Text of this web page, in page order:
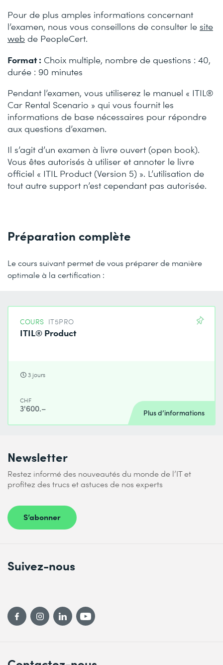
Pour de plus amples informations concernant
l’examen, nous vous conseillons de consulter le site
web de PeopleCert.
Format : Choix multiple, nombre de questions : 40,
durée : 90 minutes
Pendant l’examen, vous utiliserez le manuel « ITIL®
Car Rental Scenario » qui vous fournit les
informations de base nécessaires pour répondre
aux questions d’examen.
Il s’agit d’un examen à livre ouvert (open book).
Vous êtes autorisés à utiliser et annoter le livre
officiel « ITIL Product (Version 5) ». L’utilisation de
tout autre support n’est cependant pas autorisée.
Préparation complète
Le cours suivant permet de vous préparer de manière
optimale à la certification :
COURS IT5PRO
ITIL® Product
3 jours
CHF
3'600.– Plus d’informations
Newsletter
Restez informé des nouveautés du monde de l’IT et
profitez des trucs et astuces de nos experts
S’abonner
Suivez-nous